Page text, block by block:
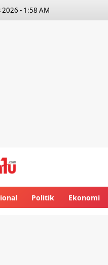
2026 - 1:58 AM
Politik Ekonomi